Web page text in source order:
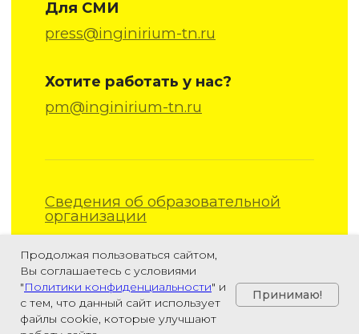
Продолжая пользоваться сайтом,
Вы соглашаетесь с условиями
"Политики конфиденциальности" и
с тем, что данный сайт использует
файлы cookie, которые улучшают
Принимаю!